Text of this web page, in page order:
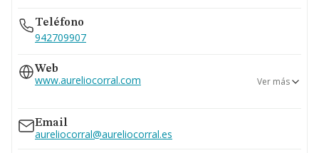
Teléfono
942709907
Web
www.aureliocorral.com Ver más
Email
aureliocorral@aureliocorral.es